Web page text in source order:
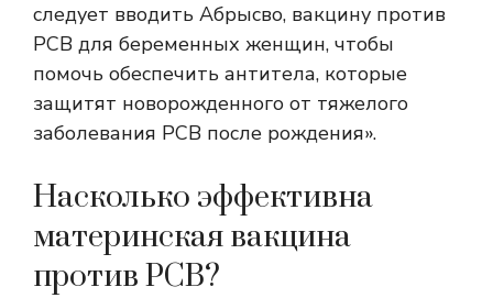
следует вводить Абрысво, вакцину против
РСВ для беременных женщин, чтобы
помочь обеспечить антитела, которые
защитят новорожденного от тяжелого
заболевания РСВ после рождения».
Насколько эффективна
материнская вакцина
против РСВ?